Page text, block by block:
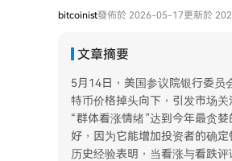
bitcoinist發佈於 2026-05-17更新於
文章摘要
5月14日，美国参议院银行委员
特币价格掉头向下，引发市场
“群体看涨情绪”达到今年最贪
好，因为它能增加投资者的确
历史经验表明，当看涨与看跌